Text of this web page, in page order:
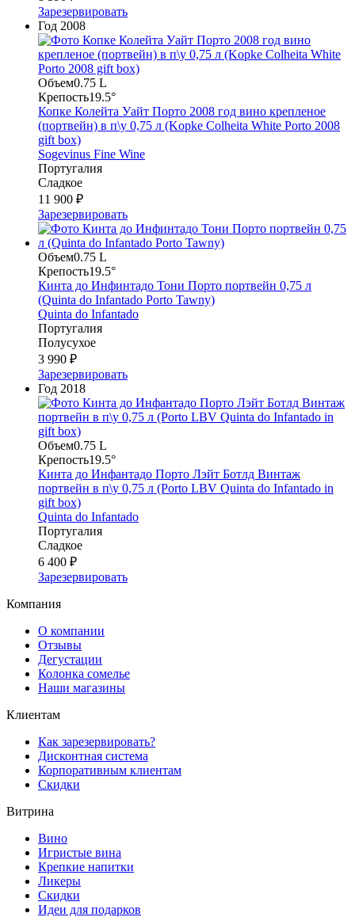
Зарезервировать
Год 2008
Объем0.75 L
Крепость19.5°
Копке Колейта Уайт Порто 2008 год вино крепленое
(портвейн) в п\у 0,75 л (Kopke Colheita White Porto 2008
gift box)
Sogevinus Fine Wine
Португалия
Сладкое
11 900 ₽
Зарезервировать
Объем0.75 L
Крепость19.5°
Кинта до Инфинтадо Тони Порто портвейн 0,75 л
(Quinta do Infantado Portо Tawny)
Quinta do Infantado
Португалия
Полусухое
3 990 ₽
Зарезервировать
Год 2018
Объем0.75 L
Крепость19.5°
Кинта до Инфантадо Порто Лэйт Ботлд Винтаж
портвейн в п\у 0,75 л (Porto LBV Quinta do Infantado in
gift box)
Quinta do Infantado
Португалия
Сладкое
6 400 ₽
Зарезервировать
Компания
О компании
Отзывы
Дегустации
Колонка сомелье
Наши магазины
Клиентам
Как зарезервировать?
Дисконтная система
Корпоративным клиентам
Скидки
Витрина
Вино
Игристые вина
Крепкие напитки
Ликеры
Скидки
Идеи для подарков